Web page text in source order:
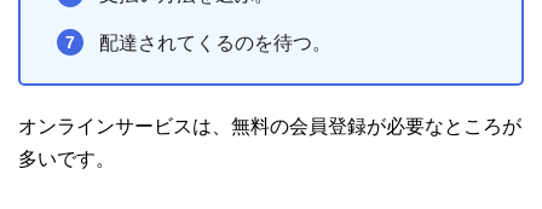
配達されてくるのを待つ。
オンラインサービスは、無料の会員登録が必要なところが
多いです。